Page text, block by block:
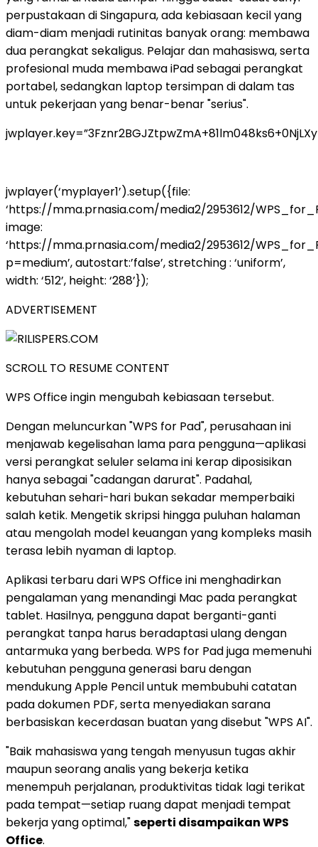
perpustakaan di Singapura, ada kebiasaan kecil yang
diam-diam menjadi rutinitas banyak orang: membawa
dua perangkat sekaligus. Pelajar dan mahasiswa, serta
profesional muda membawa iPad sebagai perangkat
portabel, sedangkan laptop tersimpan di dalam tas
untuk pekerjaan yang benar-benar "serius".
jwplayer(‘myplayer1’).setup({file:
‘https://mma.prnasia.com/media2/2953612/
image:
‘https://mma.prnasia.com/media2/2953612/
p=medium’, autostart:’false’, stretching : ‘uniform’,
width: ‘512’, height: ‘288’});
ADVERTISEMENT
SCROLL TO RESUME CONTENT
WPS Office ingin mengubah kebiasaan tersebut.
Dengan meluncurkan "WPS for Pad", perusahaan ini
menjawab kegelisahan lama para pengguna—aplikasi
versi perangkat seluler selama ini kerap diposisikan
hanya sebagai "cadangan darurat". Padahal,
kebutuhan sehari-hari bukan sekadar memperbaiki
salah ketik. Mengetik skripsi hingga puluhan halaman
atau mengolah model keuangan yang kompleks masih
terasa lebih nyaman di laptop.
Aplikasi terbaru dari WPS Office ini menghadirkan
pengalaman yang menandingi Mac pada perangkat
tablet. Hasilnya, pengguna dapat berganti-ganti
perangkat tanpa harus beradaptasi ulang dengan
antarmuka yang berbeda. WPS for Pad juga memenuhi
kebutuhan pengguna generasi baru dengan
mendukung Apple Pencil untuk membubuhi catatan
pada dokumen PDF, serta menyediakan sarana
berbasiskan kecerdasan buatan yang disebut "WPS AI".
"Baik mahasiswa yang tengah menyusun tugas akhir
maupun seorang analis yang bekerja ketika
menempuh perjalanan, produktivitas tidak lagi terikat
pada tempat—setiap ruang dapat menjadi tempat
bekerja yang optimal,"seperti disampaikan WPS
Office.